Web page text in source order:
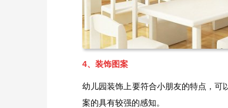
4、装饰图案
幼儿园装饰上要符合小朋友的特点，可
案的具有较强的感知。